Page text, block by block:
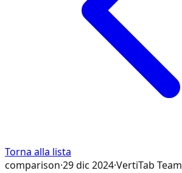
Torna alla lista
comparison·29 dic 2024·VertiTab Team